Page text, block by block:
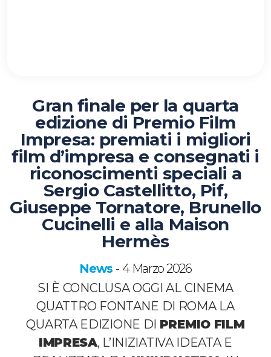
Gran finale per la quarta
edizione di Premio Film
Impresa: premiati i migliori
film d’impresa e consegnati i
riconoscimenti speciali a
Sergio Castellitto, Pif,
Giuseppe Tornatore, Brunello
Cucinelli e alla Maison
Hermès
News - 4 Marzo 2026
SI È CONCLUSA OGGI AL CINEMA
QUATTRO FONTANE DI ROMA LA
QUARTA EDIZIONE DI PREMIO FILM
IMPRESA, L’INIZIATIVA IDEATA E